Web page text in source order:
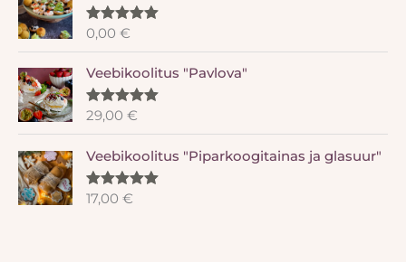
Hinnanguga
0,00 €
Veebikoolitus "Pavlova"
Hinnanguga
29,00 €
Veebikoolitus "Piparkoogitainas ja glasuur"
Hinnanguga
17,00 €